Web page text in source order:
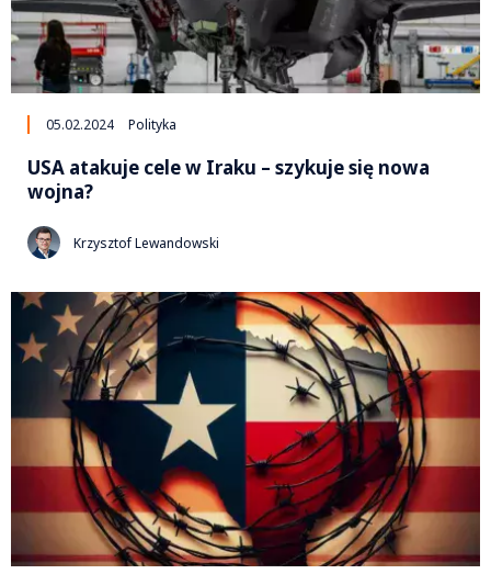
05.02.2024 Polityka
USA atakuje cele w Iraku – szykuje się nowa
wojna?
Krzysztof Lewandowski